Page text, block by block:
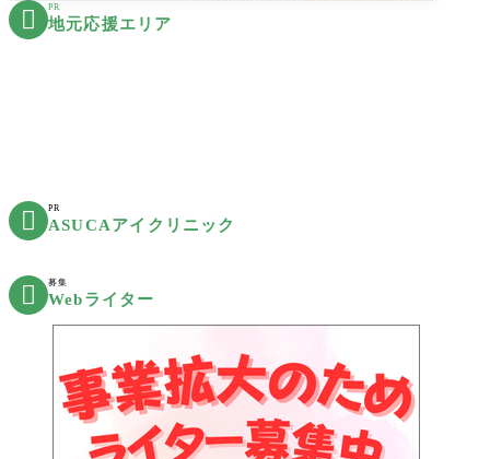
 PR
地元応援エリア
 PR
ASUCAアイクリニック
 募集
Webライター